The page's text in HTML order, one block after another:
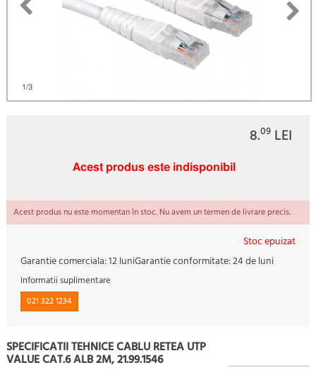
1/3
8.09 LEI
Acest produs este indisponibil
Acest produs nu este momentan în stoc. Nu avem un termen de livrare precis.
Stoc epuizat
Garantie comerciala:12 luniGarantie conformitate:24 de luni
Informatii suplimentare
021 322 1234
SPECIFICATII TEHNICE CABLU RETEA UTP
VALUE CAT.6 ALB 2M, 21.99.1546